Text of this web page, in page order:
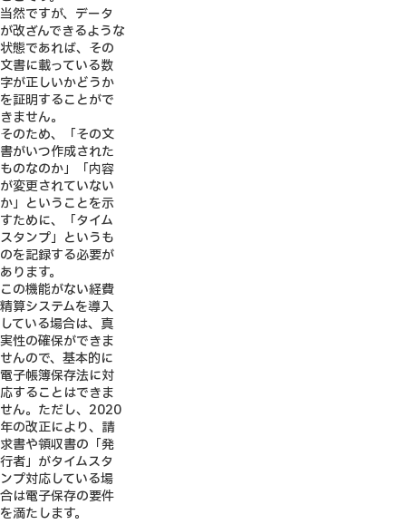
当然ですが、データ
が改ざんできるような
状態であれば、その
文書に載っている数
字が正しいかどうか
を証明することがで
きません。
そのため、「その文
書がいつ作成された
ものなのか」「内容
が変更されていない
か」ということを示
すために、「タイム
スタンプ」というも
のを記録する必要が
あります。
この機能がない経費
精算システムを導入
している場合は、真
実性の確保ができま
せんので、基本的に
電子帳簿保存法に対
応することはできま
せん。ただし、2020
年の改正により、請
求書や領収書の「発
行者」がタイムスタ
ンプ対応している場
合は電子保存の要件
を満たします。